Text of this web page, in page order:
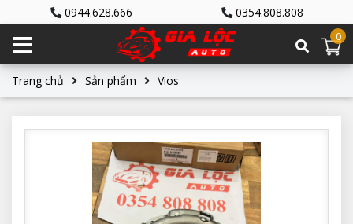
0944.628.666 0354.808.808
0
Trang chủ Sản phẩm Vios